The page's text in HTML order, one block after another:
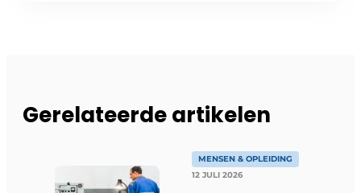
Gerelateerde artikelen
MENSEN & OPLEIDING
12 JULI 2026